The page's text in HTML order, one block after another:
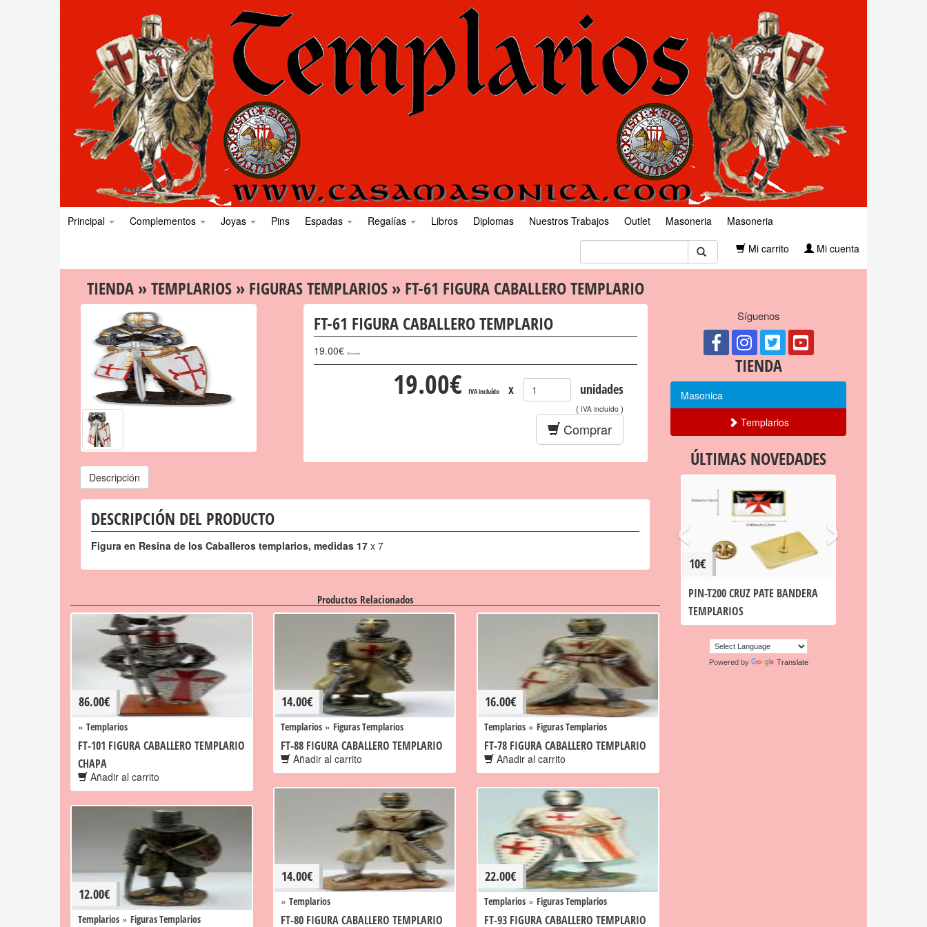
Principal Complementos Joyas Pins Espadas Regalías Libros Diplomas Nuestros Trabajos Outlet Masoneria
Masoneria
Mi carrito
Mi cuenta
TIENDA»TEMPLARIOS» FIGURAS TEMPLARIOS» FT-61 FIGURA CABALLERO TEMPLARIO
FT-61 FIGURA CABALLERO TEMPLARIO
19.00€ IVA incluído
19.00€ IVA incluído x unidades
( IVA incluído)
Comprar
Descripción
DESCRIPCIÓN DEL PRODUCTO
Figura en Resina de los Caballeros templarios, medidas 17 x 7
Productos Relacionados
86.00€
» Templarios
FT-101 FIGURA CABALLERO TEMPLARIO
CHAPA
Añadir al carrito
14.00€
Templarios » Figuras Templarios
FT-88 FIGURA CABALLERO TEMPLARIO
Añadir al carrito
16.00€
Templarios » Figuras Templarios
FT-78 FIGURA CABALLERO TEMPLARIO
Añadir al carrito
14.00€
» Templarios
FT-80 FIGURA CABALLERO TEMPLARIO
22.00€
Templarios » Figuras Templarios
FT-93 FIGURA CABALLERO TEMPLARIO
12.00€
Templarios » Figuras Templarios
Síguenos
TIENDA
Masonica
Templarios
ÚLTIMAS NOVEDADES
10€
PIN-T200 CRUZ PATE BANDERA
TEMPLARIOS
‹ ›
Powered by Translate